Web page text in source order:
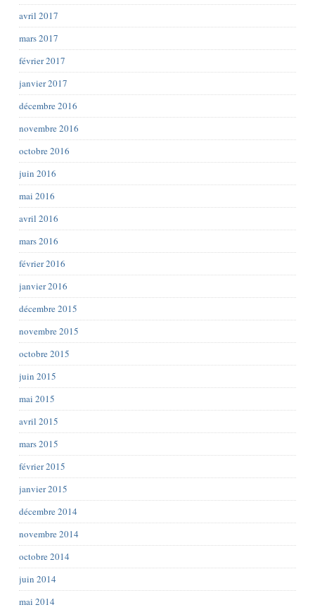
avril 2017
mars 2017
février 2017
janvier 2017
décembre 2016
novembre 2016
octobre 2016
juin 2016
mai 2016
avril 2016
mars 2016
février 2016
janvier 2016
décembre 2015
novembre 2015
octobre 2015
juin 2015
mai 2015
avril 2015
mars 2015
février 2015
janvier 2015
décembre 2014
novembre 2014
octobre 2014
juin 2014
mai 2014